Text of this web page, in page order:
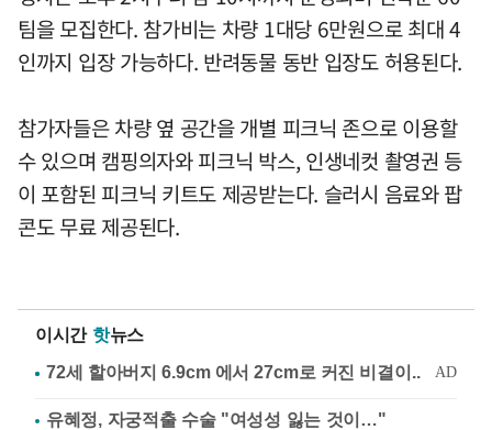
팀을 모집한다. 참가비는 차량 1대당 6만원으로 최대 4
인까지 입장 가능하다. 반려동물 동반 입장도 허용된다.
참가자들은 차량 옆 공간을 개별 피크닉 존으로 이용할
수 있으며 캠핑의자와 피크닉 박스, 인생네컷 촬영권 등
이 포함된 피크닉 키트도 제공받는다. 슬러시 음료와 팝
콘도 무료 제공된다.
이시간 핫뉴스
유혜정, 자궁적출 수술 "여성성 잃는 것이…"